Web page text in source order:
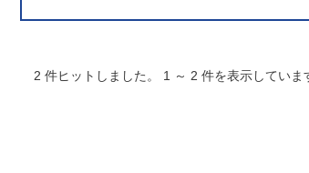
2 件ヒットしました。 1 ～ 2 件を表示していま